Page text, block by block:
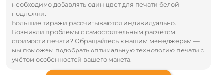
необходимо добавлять один цвет для печати белой
подложки.
Большие тиражи рассчитываются индивидуально.
Возникли проблемы с самостоятельным расчётом
стоимости печати? Обращайтесь к нашим менеджерам —
мы поможем подобрать оптимальную технологию печати с
учётом особенностей вашего макета.